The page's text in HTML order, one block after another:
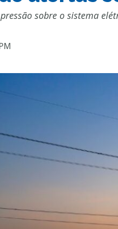
sobre o sistema